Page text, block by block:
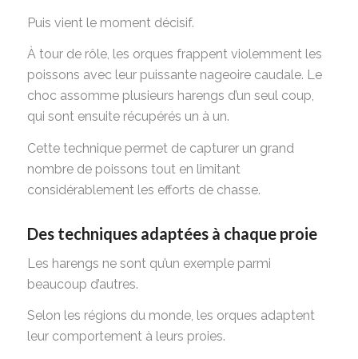
Puis vient le moment décisif.
À tour de rôle, les orques frappent violemment les
poissons avec leur puissante nageoire caudale. Le
choc assomme plusieurs harengs d’un seul coup,
qui sont ensuite récupérés un à un.
Cette technique permet de capturer un grand
nombre de poissons tout en limitant
considérablement les efforts de chasse.
Des techniques adaptées à chaque proie
Les harengs ne sont qu’un exemple parmi
beaucoup d’autres.
Selon les régions du monde, les orques adaptent
leur comportement à leurs proies.